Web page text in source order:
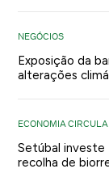
NEGÓCIOS
Exposição da
alterações
ECONOMIA
Setúbal investe
recolha de